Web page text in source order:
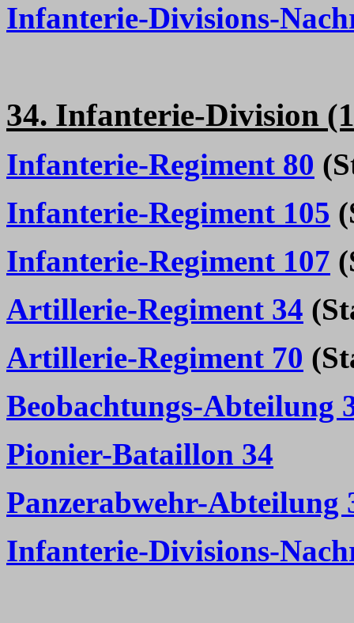
Infanterie-Divisions-
34. Infanterie-Division
Infanterie-Regiment 80
Infanterie-Regiment 105
Infanterie-Regiment 107
Artillerie-Regiment 34
Artillerie-Regiment 70
Beobachtungs-Abteilung
Pionier-Bataillon 34
Panzerabwehr-Abteilung
Infanterie-Divisions-